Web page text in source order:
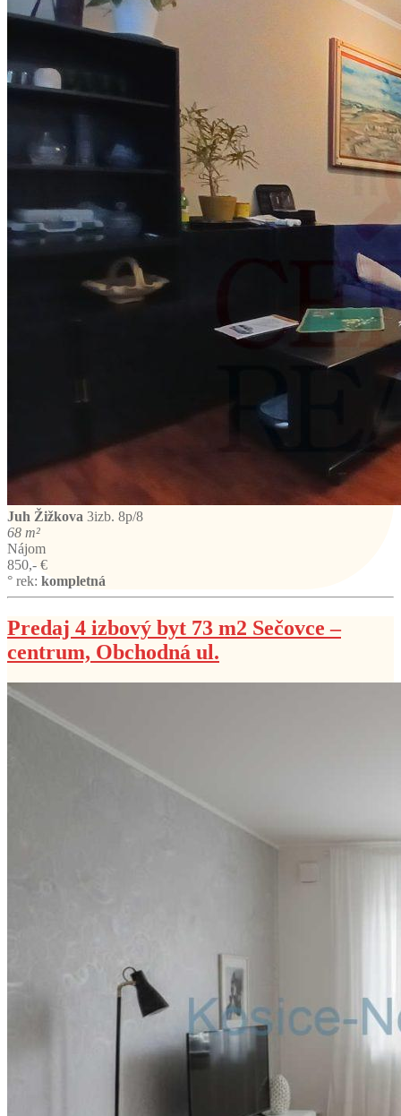
Juh Žižkova 3izb. 8p/8
68 m²
Nájom
850,- €
° rek: kompletná
Predaj 4 izbový byt 73 m2 Sečovce –
centrum, Obchodná ul.